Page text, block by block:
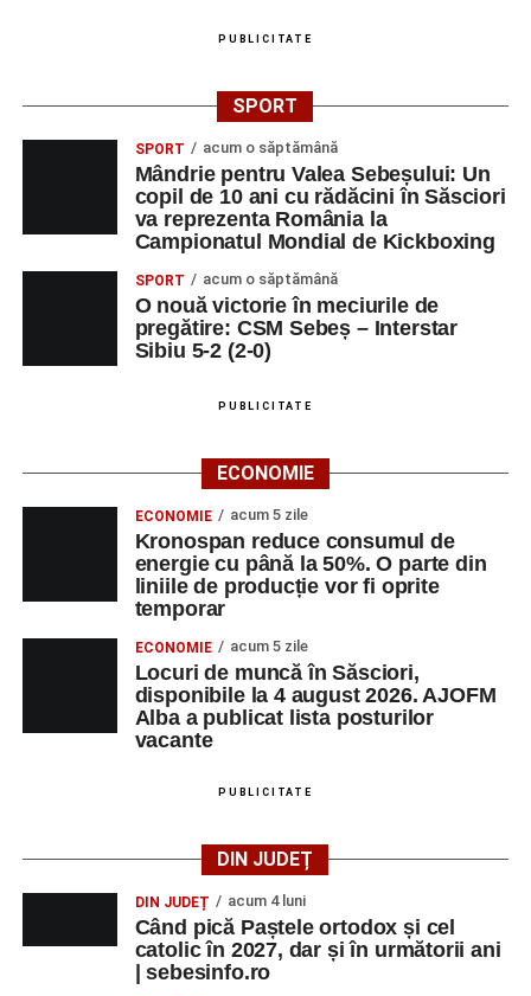
PUBLICITATE
SPORT
SPORT acum o săptămână
Mândrie pentru Valea Sebeșului: Un
copil de 10 ani cu rădăcini în Săsciori
va reprezenta România la
Campionatul Mondial de Kickboxing
SPORT acum o săptămână
O nouă victorie în meciurile de
pregătire: CSM Sebeș – Interstar
Sibiu 5-2 (2-0)
PUBLICITATE
ECONOMIE
ECONOMIE acum 5 zile
Kronospan reduce consumul de
energie cu până la 50%. O parte din
liniile de producție vor fi oprite
temporar
ECONOMIE acum 5 zile
Locuri de muncă în Săsciori,
disponibile la 4 august 2026. AJOFM
Alba a publicat lista posturilor
vacante
PUBLICITATE
DIN JUDEȚ
DIN JUDEȚ acum 4 luni
Când pică Paștele ortodox și cel
catolic în 2027, dar și în următorii ani
| sebesinfo.ro